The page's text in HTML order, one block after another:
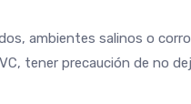
ambientes salinos o
tener precaución de no